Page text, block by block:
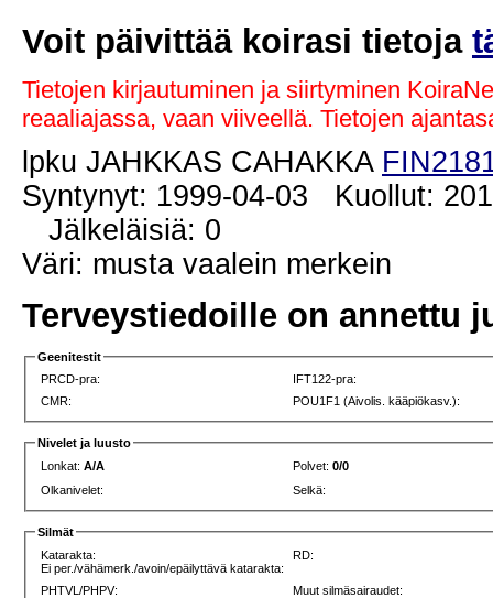
Voit päivittää koirasi tietoja
Tietojen kirjautuminen ja siirtyminen
reaaliajassa, vaan viiveellä. Tietojen
lpku JAHKKAS CAHAKKA
Syntynyt: 1999-04-03 Kuollut:
Jälkeläisiä: 0
Väri: musta vaalein merkein
Terveystiedoille on annettu
Geenitestit
PRCD-pra:
IFT122-pra:
CMR:
POU1F1 (Aivolis. kääpiökasv.):
Nivelet ja luusto
Lonkat:A/A Polvet:0/0
Olkanivelet:
Selkä:
Silmät
Katarakta:
Ei per./vähämerk./avoin/epäilyttävä katarakta:
RD:
PHTVL/PHPV: Muut silmäsairaudet: